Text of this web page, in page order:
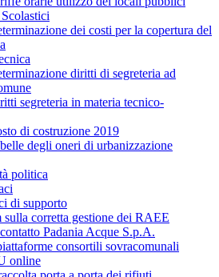
dei costi per la copertura del
diritti di segreteria ad
segreteria in materia tecnico-
di costruzione 2019
degli oneri di urbanizzazione
politica
di supporto
sulla corretta gestione dei RAEE
Padania Acque S.p.A.
consortili sovracomunali
online